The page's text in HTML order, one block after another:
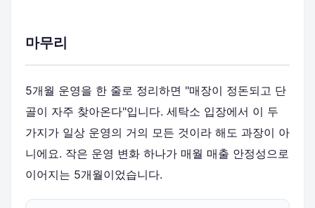
마무리
5개월 운영을 한 줄로 정리하면 "매장이 정돈되고 단
골이 자주 찾아온다"입니다. 세탁소 입장에서 이 두
가지가 일상 운영의 거의 모든 것이라 해도 과장이 아
니에요. 작은 운영 변화 하나가 매월 매출 안정성으로
이어지는 5개월이었습니다.